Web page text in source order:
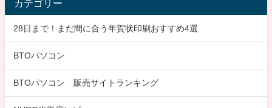
エルメスのバーキンも？レアものブランド品を買うならココ
オーガニックコスメ
ゲーミングPC比較ランキング
ゴルフ